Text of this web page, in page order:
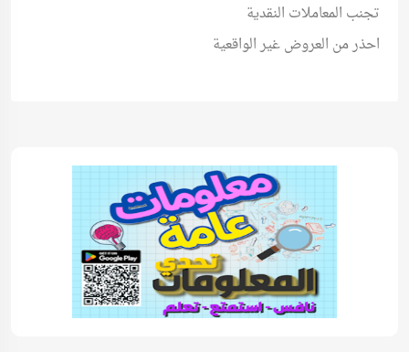
تجنب المعاملات النقدية
احذر من العروض غير الواقعية